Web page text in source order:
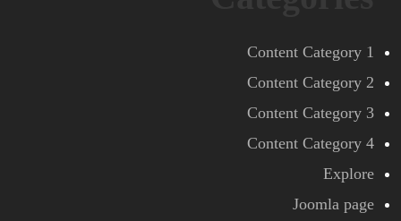
Content Category 1
Content Category 2
Content Category 3
Content Category 4
Explore
Joomla page